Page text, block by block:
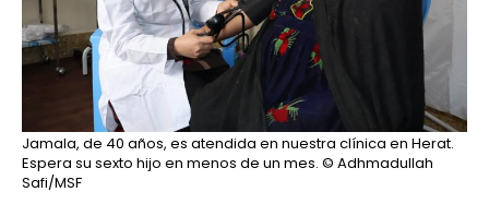
Jamala, de 40 años, es atendida en nuestra clínica en Herat.
Espera su sexto hijo en menos de un mes. © Adhmadullah
Safi/MSF